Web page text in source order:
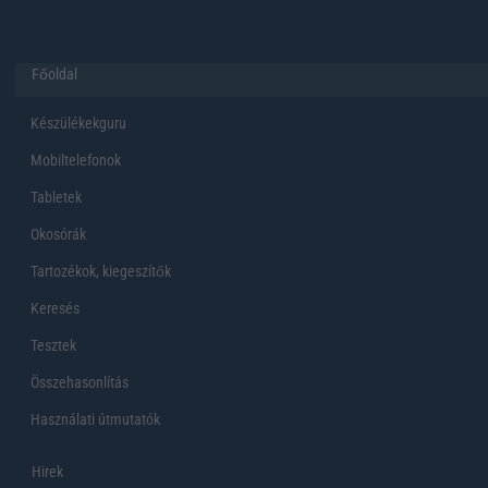
Főoldal
Készülékekguru
Mobiltelefonok
Tabletek
Okosórák
Tartozékok, kiegeszítők
Keresés
Tesztek
Összehasonlítás
Használati útmutatók
Hirek